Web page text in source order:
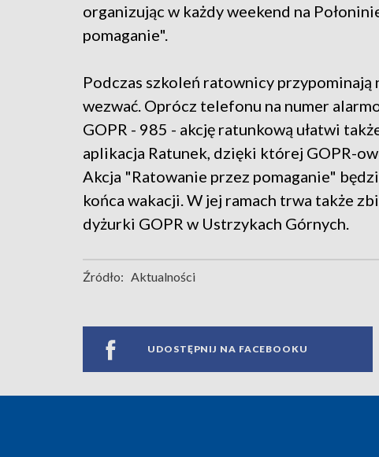
organizując w każdy weekend na
pomaganie".
Podczas szkoleń ratownicy
wezwać. Oprócz telefonu na numer
GOPR - 985 - akcję ratunkową ułatwi
aplikacja Ratunek, dzięki której GOPR-
Akcja "Ratowanie przez pomaganie"
końca wakacji. W jej ramach trwa także
dyżurki GOPR w Ustrzykach Górnych.
Źródło: Aktualności
UDOSTĘPNIJ NA FACEBOOKU